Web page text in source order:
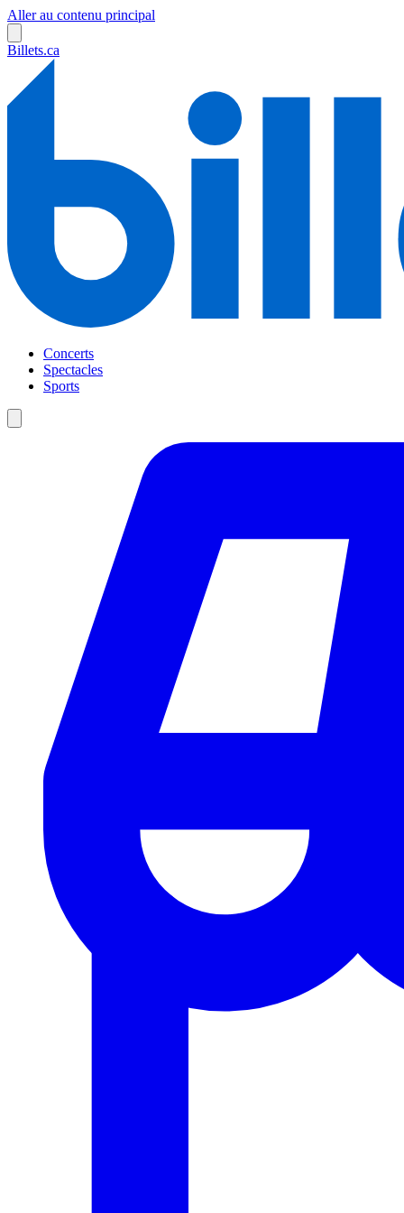
Aller au contenu principal
Billets.ca
Concerts
Spectacles
Sports